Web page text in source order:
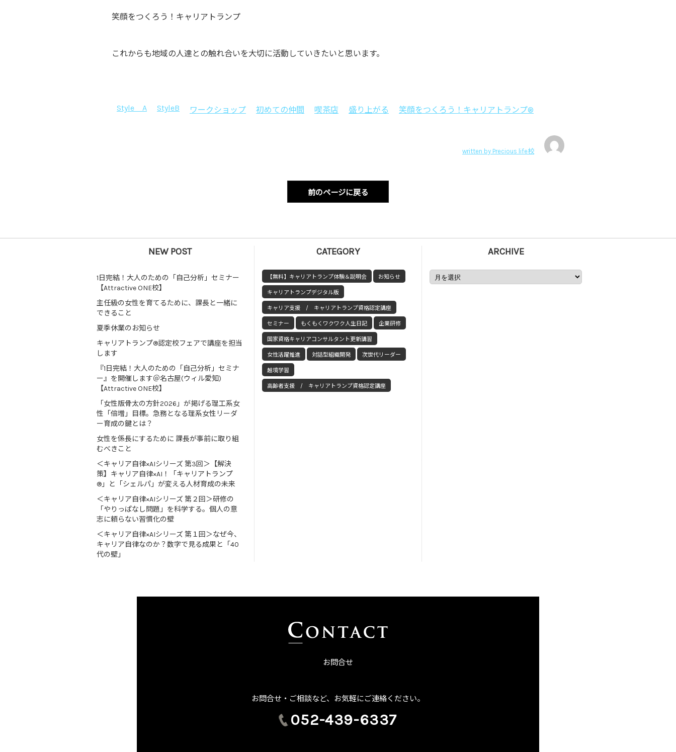
笑顔をつくろう！キャリアトランプ
これからも地域の人達との触れ合いを大切に活動していきたいと思います。
Style A StyleB ワークショップ 初めての仲間 喫茶店 盛り上がる 笑顔をつくろう！キャリアトランプ®
written by Precious life校
前のページに戻る
NEW POST
1日完結！大人のための「自己分析」セミナー
【Attractive ONE校】
主任級の女性を育てるために、課長と一緒に
できること
夏季休業のお知らせ
キャリアトランプ®認定校フェアで講座を担当
します
『1日完結！大人のための「自己分析」セミナ
ー』を開催します＠名古屋(ウィル愛知)
【Attractive ONE校】
「女性版骨太の方針2026」が掲げる理工系女
性「倍増」目標。急務となる理系女性リーダ
ー育成の鍵とは？
女性を係長にするために 課長が事前に取り組
むべきこと
＜キャリア自律×AIシリーズ 第3回＞【解決
策】キャリア自律×AI！「キャリアトランプ
®」と「シェルパ」が変える人材育成の未来
＜キャリア自律×AIシリーズ 第２回＞研修の
「やりっぱなし問題」を科学する。個人の意
志に頼らない習慣化の壁
＜キャリア自律×AIシリーズ 第１回＞なぜ今、
キャリア自律なのか？数字で見る成果と「40
代の壁」
CATEGORY
【無料】キャリアトランプ体験＆説明会 お知らせ
キャリアトランプデジタル版
キャリア支援 / キャリアトランプ資格認定講座
セミナー もくもくワクワク人生日記 企業研修
国家資格キャリアコンサルタント更新講習
女性活躍推進 対話型組織開発 次世代リーダー
越境学習
高齢者支援 / キャリアトランプ資格認定講座
ARCHIVE
お問合せ
お問合せ・ご相談など、お気軽にご連絡ください。
052-439-6337